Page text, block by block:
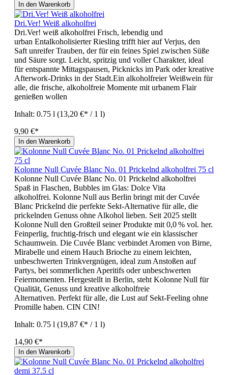
In den Warenkorb
Dri.Ver! Weiß alkoholfrei
Dri.Ver! weiß alkoholfrei Frisch, lebendig und
urban Entalkoholisierter Riesling trifft hier auf Verjus, den
Saft unreifer Trauben, der für ein feines Spiel zwischen Süße
und Säure sorgt. Leicht, spritzig und voller Charakter, ideal
für entspannte Mittagspausen, Picknicks im Park oder kreative
Afterwork-Drinks in der Stadt.Ein alkoholfreier Weißwein für
alle, die frische, alkoholfreie Momente mit urbanem Flair
genießen wollen
Inhalt: 0.75 l (13,20 €* / 1 l)
9,90 €*
In den Warenkorb
Kolonne Null Cuvée Blanc No. 01 Prickelnd alkoholfrei 75 cl
Kolonne Null Cuvée Blanc No. 01 Prickelnd alkoholfrei
Spaß in Flaschen, Bubbles im Glas: Dolce Vita
alkoholfrei. Kolonne Null aus Berlin bringt mit der Cuvée
Blanc Prickelnd die perfekte Sekt-Alternative für alle, die
prickelnden Genuss ohne Alkohol lieben. Seit 2025 stellt
Kolonne Null den Großteil seiner Produkte mit 0,0 % vol. her.
Feinperlig, fruchtig-frisch und elegant wie ein klassischer
Schaumwein. Die Cuvée Blanc verbindet Aromen von Birne,
Mirabelle und einem Hauch Brioche zu einem leichten,
unbeschwerten Trinkvergnügen, ideal zum Anstoßen auf
Partys, bei sommerlichen Aperitifs oder unbeschwerten
Feiermomenten. Hergestellt in Berlin, steht Kolonne Null für
Qualität, Genuss und kreative alkoholfreie
Alternativen. Perfekt für alle, die Lust auf Sekt‑Feeling ohne
Promille haben. CIN CIN!
Inhalt: 0.75 l (19,87 €* / 1 l)
14,90 €*
In den Warenkorb